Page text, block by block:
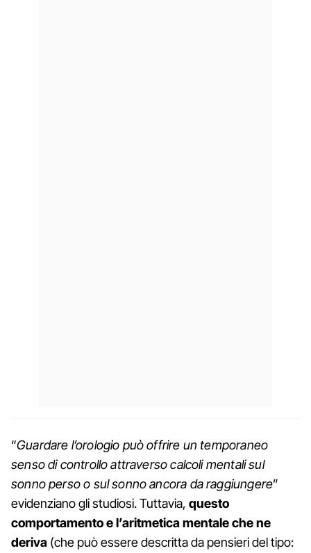
“Guardare l’orologio può offrire un temporaneo
senso di controllo attraverso calcoli mentali sul
sonno perso o sul sonno ancora da raggiungere”
evidenziano gli studiosi. Tuttavia, questo
comportamento e l’aritmetica mentale che ne
deriva (che può essere descritta da pensieri del tipo: